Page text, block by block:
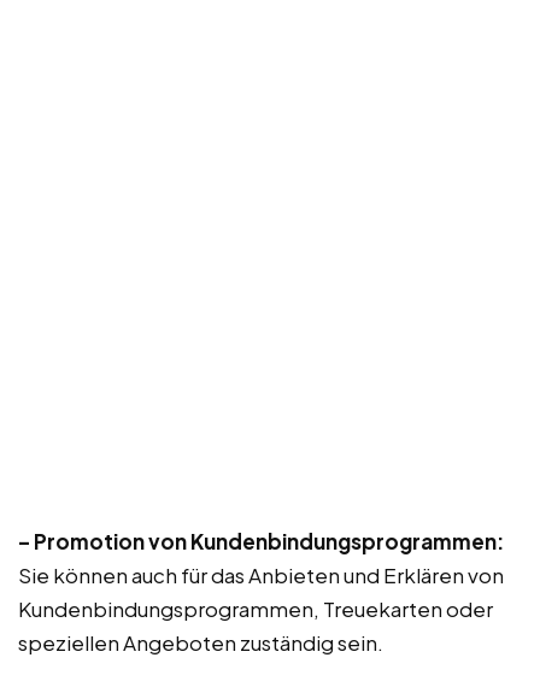
– Promotion von Kundenbindungsprogrammen:
Sie können auch für das Anbieten und Erklären von
Kundenbindungsprogrammen, Treuekarten oder
speziellen Angeboten zuständig sein.